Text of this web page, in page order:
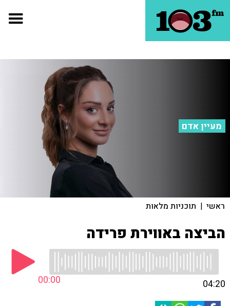
מעיין אדם
ראשי | תוכניות מלאות
הביצה באווירת פרידה
00:00 04:20